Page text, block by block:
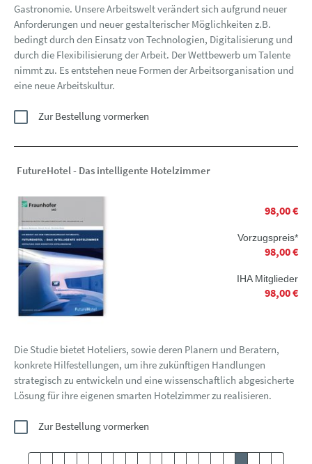
Gastronomie. Unsere Arbeitswelt verändert sich aufgrund neuer
Anforderungen und neuer gestalterischer Möglichkeiten z.B.
bedingt durch den Einsatz von Technologien, Digitalisierung und
durch die Flexibilisierung der Arbeit. Der Wettbewerb um Talente
nimmt zu. Es entstehen neue Formen der Arbeitsorganisation und
eine neue Arbeitskultur.
Zur Bestellung vormerken
FutureHotel - Das intelligente Hotelzimmer
98,00 €
Vorzugspreis*
98,00 €
IHA Mitglieder
98,00 €
Die Studie bietet Hoteliers, sowie deren Planern und Beratern,
konkrete Hilfestellungen, um ihre zukünftigen Handlungen
strategisch zu entwickeln und eine wissenschaftlich abgesicherte
Lösung für ihre eigenen smarten Hotelzimmer zu realisieren.
Zur Bestellung vormerken